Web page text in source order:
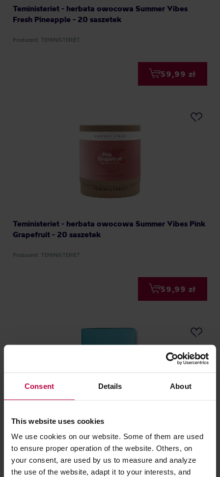
Consent Details About
This website uses cookies
We use cookies on our website. Some of them are used
to ensure proper operation of the website. Others, on
your consent, are used by us to measure and analyze
the use of the website, adapt it to your interests, and
Teministeriet - herbata owocowa Summer Vibes
Fresh Pineapple - 20 saszetek
Producent: TEMINISTERIET
59,99 zł
Teministeriet - herbata owocowa Summer Vibes Pink
Grapefruit - 20 saszetek
Producent: TEMINISTERIET
59,99 zł
Teministeriet - herbata ziołowa Supertea Liquorice
Fennel Digest EKO 20 saszetek
Producent: TEMINISTERIET